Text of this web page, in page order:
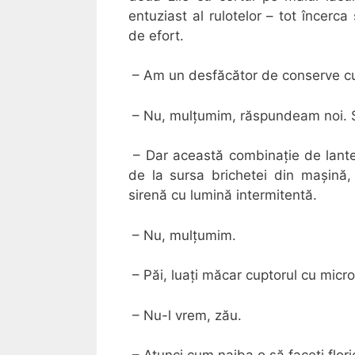
entuziast al rulotelor – tot
de efort.
– Am un desfăcător de conserve
– Nu, mulțumim, răspundeam noi.
– Dar această combinație de
de la sursa brichetei din
sirenă cu lumină intermitentă.
– Nu, mulțumim.
– Păi, luați măcar cuptorul cu
– Nu-l vrem, zău.